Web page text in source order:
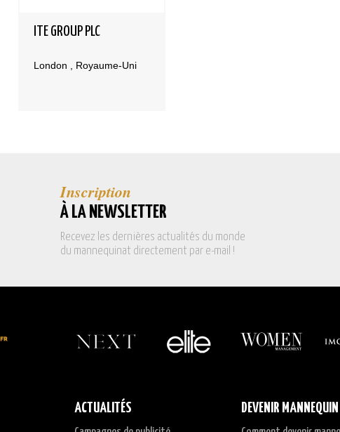
ITE GROUP PLC
London , Royaume-Uni
Inscription
À LA NEWSLETTER
Recevez les dernières actualités du monde
du mannequinat directement par e-mail !
ACTUALITÉS DEVENIR MANNEQUIN